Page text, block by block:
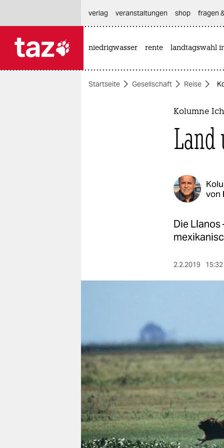
themen
veranstaltungen
shop
fragen & hilfe
unterstützen
abo
genossenschaft
verlag
veranstaltungen shop fragen
niedrigwasser rente landtagswahl
Startseite Gesellschaft Reise
Kolumne
von
Die Llanos
2.2.2019